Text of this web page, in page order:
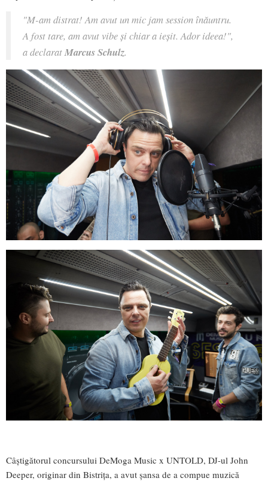
"M-am distrat! Am avut un mic jam session înăuntru.
A fost tare, am avut vibe și chiar a ieșit. Ador ideea!",
a declaratMarcus Schulz.
Câștigătorul concursului DeMoga Music x UNTOLD, DJ-ul John
Deeper, originar din Bistrița, a avut șansa de a compue muzică